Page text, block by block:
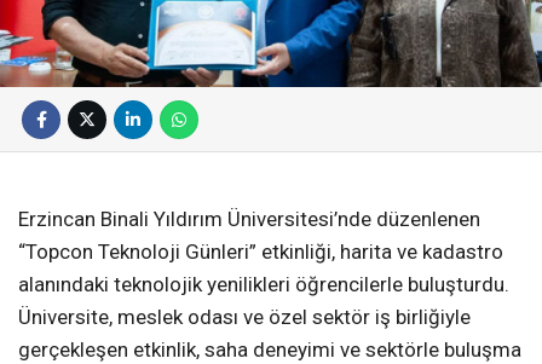
Erzincan Binali Yıldırım Üniversitesi’nde düzenlenen
“Topcon Teknoloji Günleri” etkinliği, harita ve kadastro
alanındaki teknolojik yenilikleri öğrencilerle buluşturdu.
Üniversite, meslek odası ve özel sektör iş birliğiyle
gerçekleşen etkinlik, saha deneyimi ve sektörle buluşma